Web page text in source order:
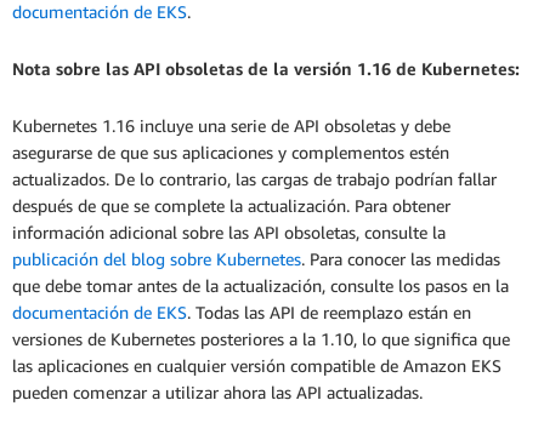
documentación de EKS.
Nota sobre las API obsoletas de la versión 1.16 de Kubernetes:
Kubernetes 1.16 incluye una serie de API obsoletas y debe
asegurarse de que sus aplicaciones y complementos estén
actualizados. De lo contrario, las cargas de trabajo podrían fallar
después de que se complete la actualización. Para obtener
información adicional sobre las API obsoletas, consulte la
publicación del blog sobre Kubernetes. Para conocer las medidas
que debe tomar antes de la actualización, consulte los pasos en la
documentación de EKS. Todas las API de reemplazo están en
versiones de Kubernetes posteriores a la 1.10, lo que significa que
las aplicaciones en cualquier versión compatible de Amazon EKS
pueden comenzar a utilizar ahora las API actualizadas.